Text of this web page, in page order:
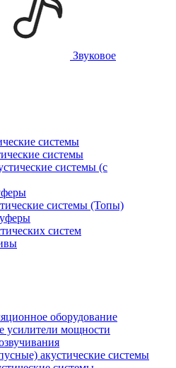
Звуковое
системы
системы
системы (с
системы (Топы)
систем
оборудование
усилители мощности
акустические системы